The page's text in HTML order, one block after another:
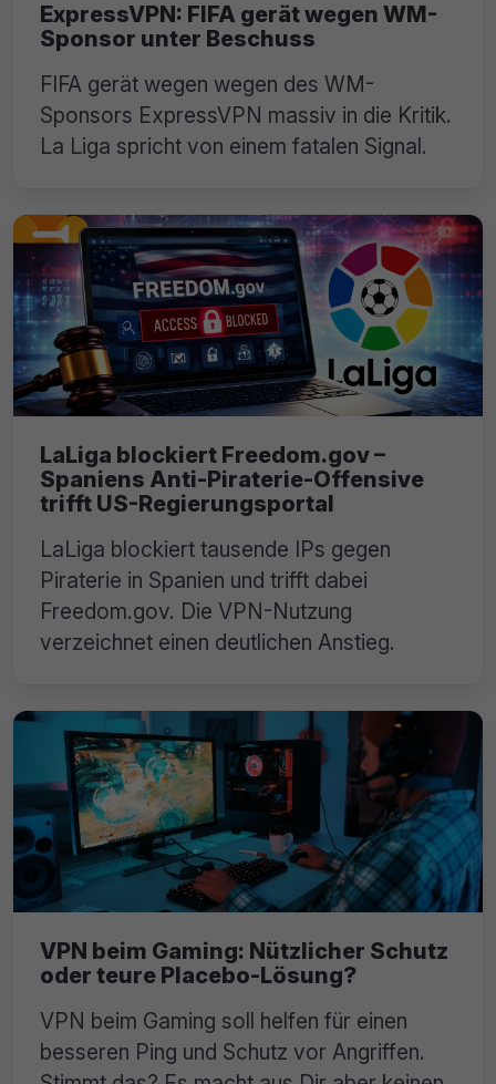
ExpressVPN: FIFA gerät wegen WM-
Sponsor unter Beschuss
FIFA gerät wegen wegen des WM-
Sponsors ExpressVPN massiv in die Kritik.
La Liga spricht von einem fatalen Signal.
LaLiga blockiert Freedom.gov –
Spaniens Anti-Piraterie-Offensive
trifft US-Regierungsportal
LaLiga blockiert tausende IPs gegen
Piraterie in Spanien und trifft dabei
Freedom.gov. Die VPN-Nutzung
verzeichnet einen deutlichen Anstieg.
VPN beim Gaming: Nützlicher Schutz
oder teure Placebo-Lösung?
VPN beim Gaming soll helfen für einen
besseren Ping und Schutz vor Angriffen.